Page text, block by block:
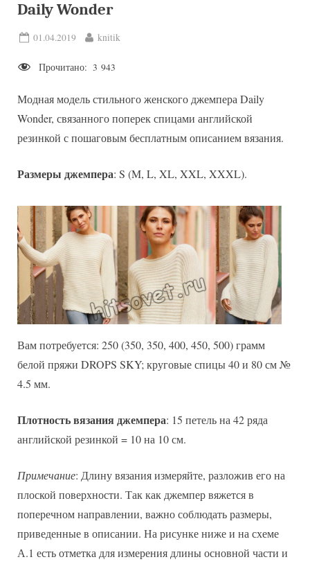
Daily Wonder
Posted
01.04.2019 By
knitik
Прочитано: 3 943
Модная модель стильного женского джемпера Daily
Wonder, связанного поперек спицами английской
резинкой с пошаговым бесплатным описанием вязания.
Размеры джемпера: S (M, L, XL, XXL, XXXL).
Вам потребуется: 250 (350, 350, 400, 450, 500) грамм
белой пряжи DROPS SKY; круговые спицы 40 и 80 см №
4.5 мм.
Плотность вязания джемпера: 15 петель на 42 ряда
английской резинкой = 10 на 10 см.
Примечание: Длину вязания измеряйте, разложив его на
плоской поверхности. Так как джемпер вяжется в
поперечном направлении, важно соблюдать размеры,
приведенные в описании. На рисунке ниже и на схеме
А.1 есть отметка для измерения длины основной части и